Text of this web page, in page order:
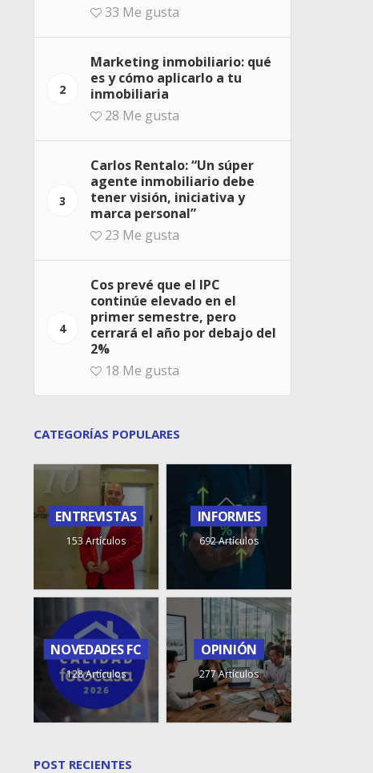
33 Me gusta
2
Marketing inmobiliario: qué
es y cómo aplicarlo a tu
inmobiliaria
28 Me gusta
3
Carlos Rentalo: “Un súper
agente inmobiliario debe
tener visión, iniciativa y
marca personal”
23 Me gusta
4
Cos prevé que el IPC
continúe elevado en el
primer semestre, pero
cerrará el año por debajo del
2%
18 Me gusta
CATEGORÍAS POPULARES
ENTREVISTAS
153 Artículos
INFORMES
692 Artículos
NOVEDADES FC
128 Artículos
OPINIÓN
277 Artículos
POST RECIENTES